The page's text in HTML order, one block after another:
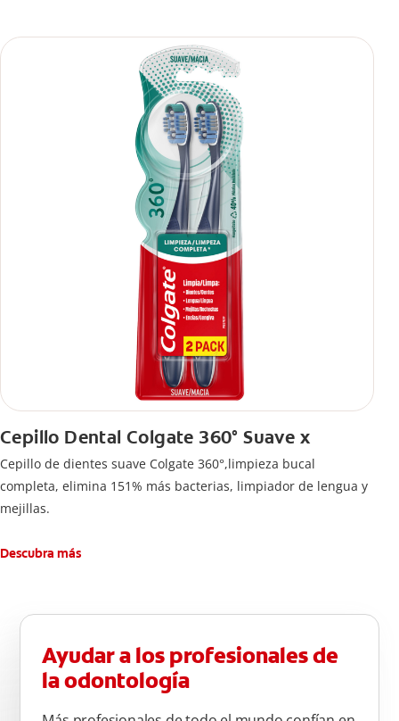
Cepillo Dental Colgate 360° Suave x
Cepillo de dientes suave Colgate 360°,limpieza bucal
completa, elimina 151% más bacterias, limpiador de lengua y
mejillas.
Descubra más
Ayudar a los profesionales de
la odontología